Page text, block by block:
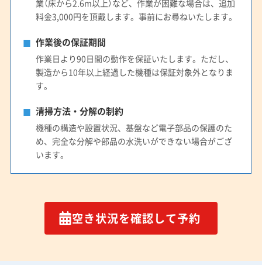
業（床から2.6m以上）など、作業が困難な場合は、追加
料金3,000円を頂戴します。事前にお尋ねいたします。
作業後の保証期間
作業日より90日間の動作を保証いたします。ただし、
製造から10年以上経過した機種は保証対象外となりま
す。
清掃方法・分解の制約
機種の構造や設置状況、基盤など電子部品の保護のた
め、完全な分解や部品の水洗いができない場合がござ
います。
空き状況を確認して予約